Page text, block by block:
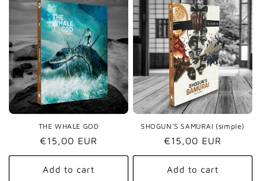
e
c
t
i
o
:
THE WHALE GOD
Regular
price
€15,00 EUR
Add to cart
SHOGUN'S SAMURAI (simple)
Regular
price
€15,00 EUR
Add to cart